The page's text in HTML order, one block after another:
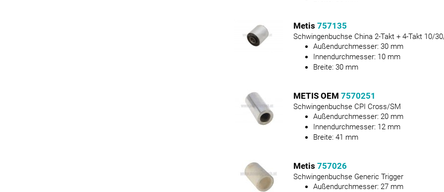
Metis 757135
Schwingenbuchse China 2-Takt + 4-Takt 10/
Außendurchmesser: 30 mm
Innendurchmesser: 10 mm
Breite: 30 mm
METIS OEM 7570251
Schwingenbuchse CPI Cross/SM
Außendurchmesser: 20 mm
Innendurchmesser: 12 mm
Breite: 41 mm
Metis 757026
Schwingenbuchse Generic Trigger
Außendurchmesser: 27 mm